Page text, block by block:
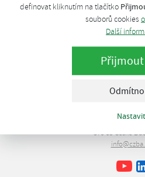
definovat kliknutím na tlačítko
souborů cookies
Další
Přijmout
Nastavit
Lipová
370 05 České